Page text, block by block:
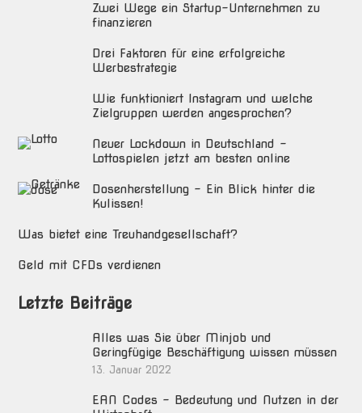
Zwei Wege ein Startup-Unternehmen zu
finanzieren
Drei Faktoren für eine erfolgreiche
Werbestrategie
Wie funktioniert Instagram und welche
Zielgruppen werden angesprochen?
Neuer Lockdown in Deutschland –
Lottospielen jetzt am besten online
Dosenherstellung – Ein Blick hinter die
Kulissen!
Was bietet eine Treuhandgesellschaft?
Geld mit CFDs verdienen
Letzte Beiträge
Alles was Sie über Minjob und
Geringfügige Beschäftigung wissen müssen
13. Januar 2022
EAN Codes – Bedeutung und Nutzen in der